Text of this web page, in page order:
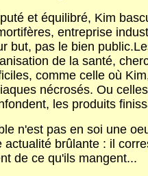
et équilibré, Kim
entreprise
but, pas le bien
de la santé,
comme celle où
nécrosés. Ou
les produits
n'est pas en soi une
actualité brûlante : il
de ce qu'ils mangent...